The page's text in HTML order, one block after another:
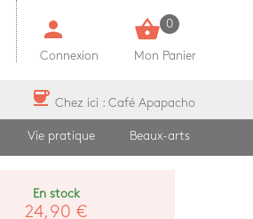
person
Connexion
shopping_basket 0
Mon Panier
coffee Chez ici : Café Apapacho
Vie pratique Beaux-arts
En stock
24,90 €